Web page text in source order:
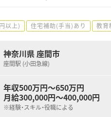
以上) 住宅補助(手当)あり 教育
神奈川県 座間市
座間駅 (小田急線)
年収500万円～650万円
月給300,000円～400,000円
※経験・スキル・役職による